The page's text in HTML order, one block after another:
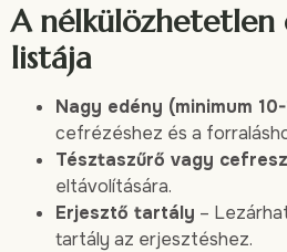
A nélkülözhetetlen
listája
Nagy edény (minimum
cefrézéshez és a
Tésztaszűrő vagy
eltávolítására.
Erjesztő tartály –
tartály az erjesztéshez.